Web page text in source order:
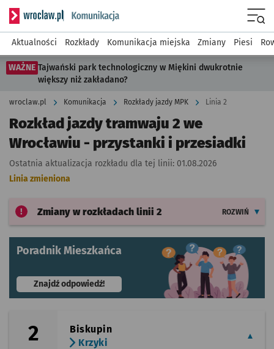
Serwis informacyjny wroclaw.pl podserwis: Komunikacja
Aktualności Rozkłady Komunikacja miejska Zmiany Piesi
WAŻNE Tajwański park technologiczny w Miękini dwukrotnie
większy niż zakładano?
wroclaw.pl Komunikacja Rozkłady jazdy MPK Linia 2
Rozkład jazdy tramwaju 2 we
Wrocławiu - przystanki i przesiadki
Ostatnia aktualizacja rozkładu dla tej linii: 01.08.2026
Linia zmieniona
Zmiany w rozkładach linii 2 ROZWIŃ
Poradnik Mieszkańca
Znajdź odpowiedź!- otworzy się w nowej karcie
2
Biskupin
Krzyki